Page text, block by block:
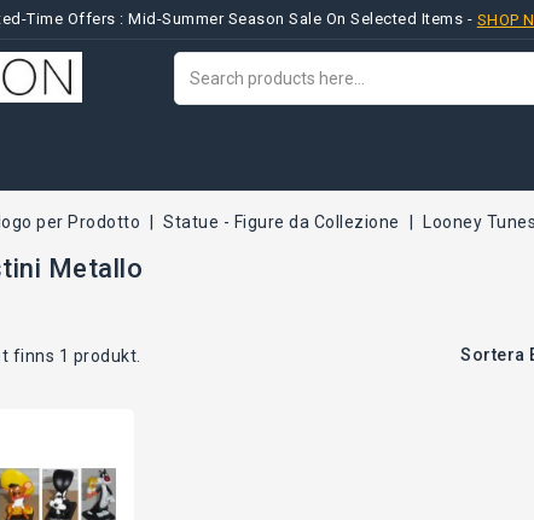
Time Offers : Mid-Summer Season Sale On Selected Items - SHOP
per Prodotto Statue - Figure da Collezione Looney
Metallo
finns 1 produkt. Sortera